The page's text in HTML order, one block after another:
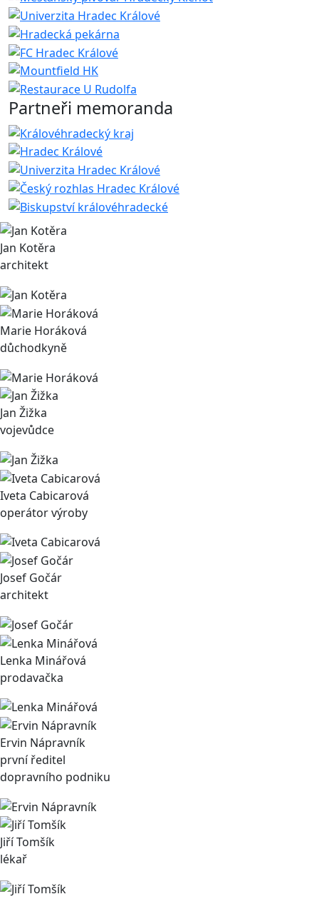
Partneři memoranda
Jan Kotěra
architekt
Marie Horáková
důchodkyně
Jan Žižka
vojevůdce
Iveta Cabicarová
operátor výroby
Josef Gočár
architekt
Lenka Minářová
prodavačka
Ervin Nápravník
první ředitel
dopravního podniku
Jiří Tomšík
lékař